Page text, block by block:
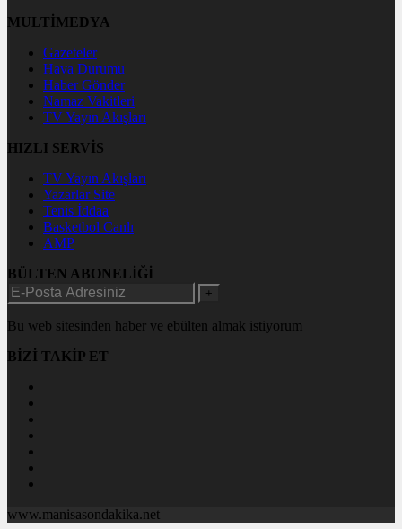
MULTİMEDYA
Gazeteler
Hava Durumu
Haber Gönder
Namaz Vakitleri
TV Yayın Akışları
HIZLI SERVİS
TV Yayın Akışları
Yazarlar Site
Tenis İddaa
Basketbol Canlı
AMP
BÜLTEN ABONELİĞİ
+
Bu web sitesinden haber ve ebülten almak istiyorum
BİZİ TAKİP ET
www.manisasondakika.net